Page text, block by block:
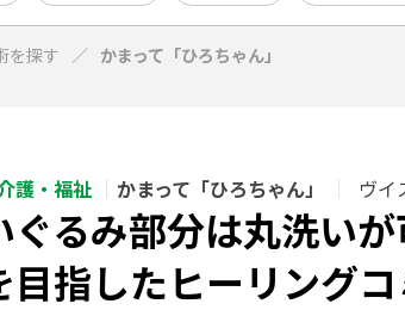
を探す かまって「ひろちゃん」
護・福祉 かまって「ひろちゃん」 ヴイ
ぐるみ部分は丸洗い
目指したヒーリング